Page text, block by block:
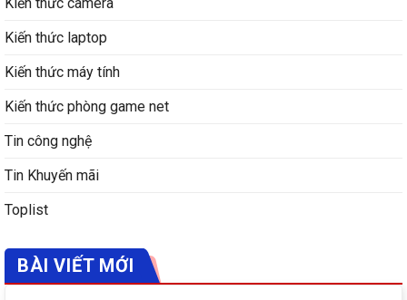
Kiến thức laptop
Kiến thức máy tính
Kiến thức phòng game net
Tin công nghệ
Tin Khuyến mãi
Toplist
BÀI VIẾT MỚI